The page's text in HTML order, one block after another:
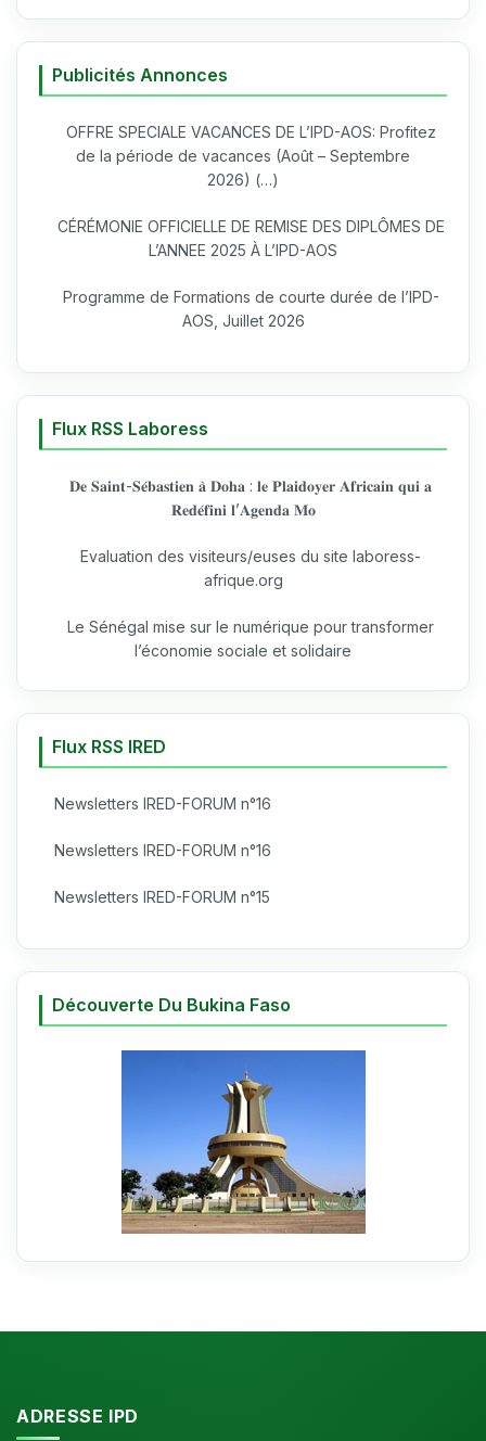
Publicités Annonces
OFFRE SPECIALE VACANCES DE L’IPD-AOS: Profitez
de la période de vacances (Août – Septembre
2026) (…)
CÉRÉMONIE OFFICIELLE DE REMISE DES DIPLÔMES DE
L’ANNEE 2025 À L’IPD-AOS
Programme de Formations de courte durée de l’IPD-
AOS, Juillet 2026
Flux RSS Laboress
𝐃𝐞 𝐒𝐚𝐢𝐧𝐭-𝐒𝐞́𝐛𝐚𝐬𝐭𝐢𝐞𝐧 𝐚̀ 𝐃𝐨𝐡𝐚 : 𝐥𝐞 𝐏𝐥𝐚𝐢𝐝𝐨𝐲𝐞𝐫 𝐀𝐟𝐫𝐢𝐜𝐚𝐢𝐧 𝐪𝐮𝐢 𝐚
𝐑𝐞𝐝𝐞́𝐟𝐢𝐧𝐢 𝐥’𝐀𝐠𝐞𝐧𝐝𝐚 𝐌𝐨
Evaluation des visiteurs/euses du site laboress-
afrique.org
Le Sénégal mise sur le numérique pour transformer
l’économie sociale et solidaire
Flux RSS IRED
Newsletters IRED-FORUM n°16
Newsletters IRED-FORUM n°16
Newsletters IRED-FORUM n°15
Découverte Du Bukina Faso
ADRESSE IPD